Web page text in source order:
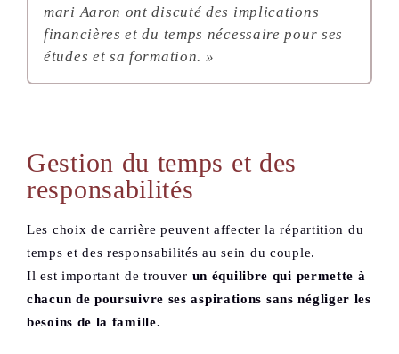
mari Aaron ont discuté des implications
financières et du temps nécessaire pour ses
études et sa formation. »
Gestion du temps et des
responsabilités
Les choix de carrière peuvent affecter la répartition du
temps et des responsabilités au sein du couple.
Il est important de trouver un équilibre qui permette à
chacun de poursuivre ses aspirations sans négliger les
besoins de la famille.